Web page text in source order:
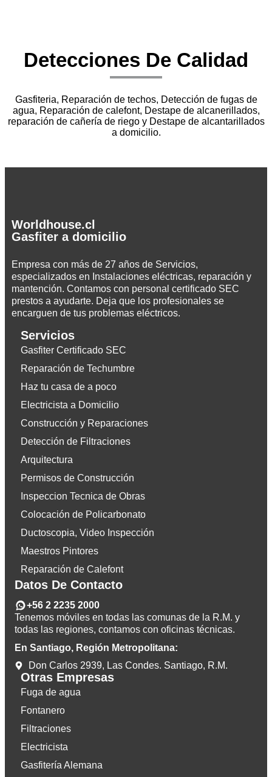
Detecciones De Calidad
Gasfiteria, Reparación de techos, Detección de fugas de
agua, Reparación de calefont, Destape de alcanerillados,
reparación de cañería de riego y Destape de alcantarillados
a domicilio.
Worldhouse.cl
Gasfiter a domicilio
Empresa con más de 27 años de Servicios,
especializados en Instalaciones eléctricas, reparación y
mantención. Contamos con personal certificado SEC
prestos a ayudarte. Deja que los profesionales se
encarguen de tus problemas eléctricos.
Servicios
Gasfiter Certificado SEC
Reparación de Techumbre
Haz tu casa de a poco
Electricista a Domicilio
Construcción y Reparaciones
Detección de Filtraciones
Arquitectura
Permisos de Construcción
Inspeccion Tecnica de Obras
Colocación de Policarbonato
Ductoscopia, Video Inspección
Maestros Pintores
Reparación de Calefont
Datos De Contacto
+56 2 2235 2000
Tenemos móviles en todas las comunas de la R.M. y
todas las regiones, contamos con oficinas técnicas.
En Santiago, Región Metropolitana:
Don Carlos 2939, Las Condes. Santiago, R.M.
Otras Empresas
Fuga de agua
Fontanero
Filtraciones
Electricista
Gasfitería Alemana